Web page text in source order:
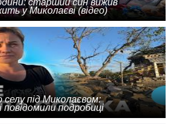
старший син вижив
у Миколаєві (відео)
селу під Миколаєвом:
повідомили подробиці